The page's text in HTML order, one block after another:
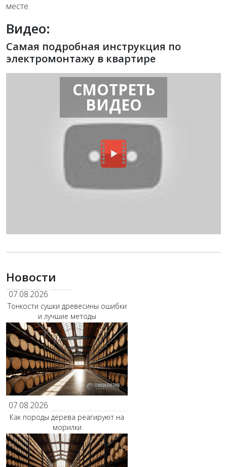
месте.
Видео:
Самая подробная инструкция по
электромонтажу в квартире
СМОТРЕТЬ
ВИДЕО
Новости
07.08.2026
Тонкости сушки древесины ошибки
и лучшие методы
07.08.2026
Как породы дерева реагируют на
морилки